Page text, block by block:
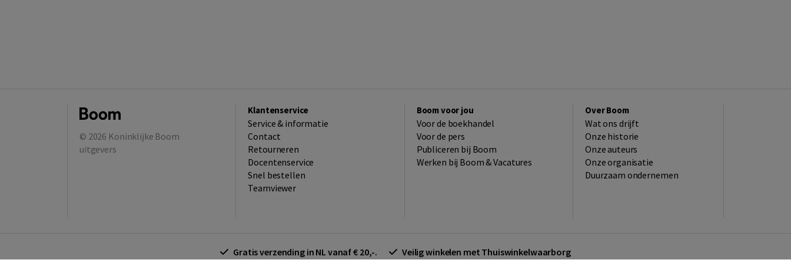
© 2026 Koninklijke Boom
uitgevers
Klantenservice
Service & informatie
Contact
Retourneren
Docentenservice
Snel bestellen
Teamviewer
Boom voor jou
Voor de boekhandel
Voor de pers
Publiceren bij Boom
Werken bij Boom & Vacatures
Over Boom
Wat ons drijft
Onze historie
Onze auteurs
Onze organisatie
Duurzaam ondernemen
Gratis verzending in NL vanaf € 20,-. Veilig winkelen met Thuiswinkelwaarborg